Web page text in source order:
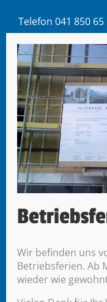
Telefon 041 850 65
info@mr-
Sie erreichen uns
Montag bis
07:30 – 12:00 Uhr
13:00 – 17:00 Uhr
Freitag
07.30 – 12.00 Uhr
Wir befinden uns
Betriebsferien. Ab
wieder wie